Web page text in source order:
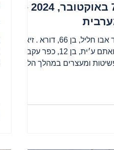
יום שני, 7 באוקטובר, 2024 –
הרוגים 1. זיאד אבו חליל, בן 66, דורא . זיאד
אבו חליל 2. חאתם ע׳ית, בן 12, כפר עקב .
ומעצרים במהלך הלילה